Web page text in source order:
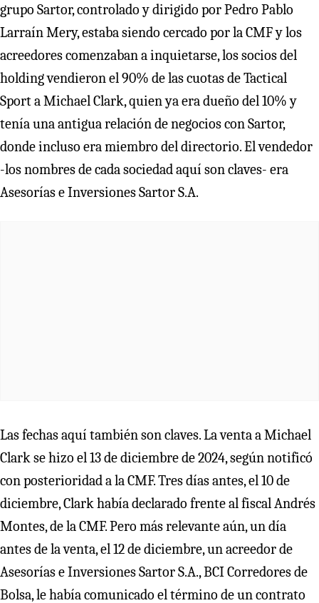
grupo Sartor, controlado y dirigido por Pedro Pablo
Larraín Mery, estaba siendo cercado por la CMF y los
acreedores comenzaban a inquietarse, los socios del
holding vendieron el 90% de las cuotas de Tactical
Sport a Michael Clark, quien ya era dueño del 10% y
tenía una antigua relación de negocios con Sartor,
donde incluso era miembro del directorio. El vendedor
-los nombres de cada sociedad aquí son claves- era
Asesorías e Inversiones Sartor S.A.
Las fechas aquí también son claves. La venta a Michael
Clark se hizo el 13 de diciembre de 2024, según notificó
con posterioridad a la CMF. Tres días antes, el 10 de
diciembre, Clark había declarado frente al fiscal Andrés
Montes, de la CMF. Pero más relevante aún, un día
antes de la venta, el 12 de diciembre, un acreedor de
Asesorías e Inversiones Sartor S.A., BCI Corredores de
Bolsa, le había comunicado el término de un contrato